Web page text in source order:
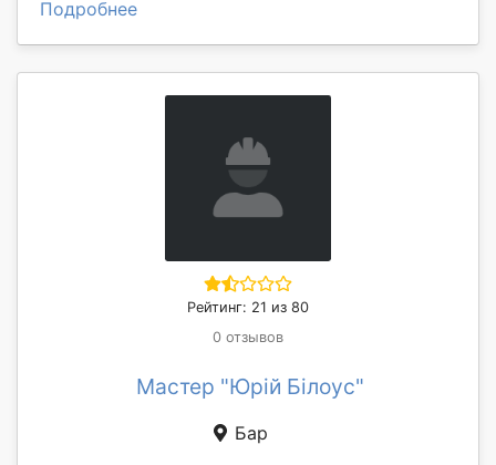
Подробнее
Рейтинг: 21 из 80
0 отзывов
Мастер "Юрій Білоус"
Бар